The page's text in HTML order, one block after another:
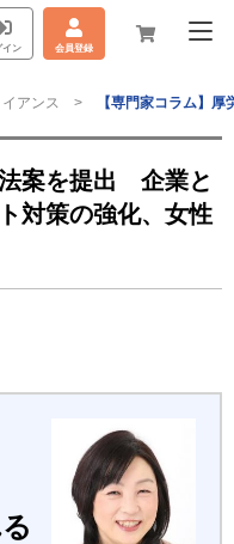
イン 会員登録
アンス 【専門家コラム】
法案を提出 企業と
対策の強化、女性